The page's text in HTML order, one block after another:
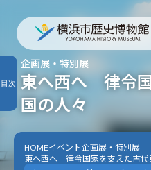
東へ西へ 律令
国の人々
企画展・特別展
HOMEイベント企画展・特別展
東へ西へ 律令国家を支えた古代
目次